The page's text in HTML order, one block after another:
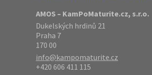
AMOS – KamPoMaturite.cz, s.r.o.
Dukelských hrdinů 21
Praha 7
170 00
info@kampomaturite.cz
+420 606 411 115